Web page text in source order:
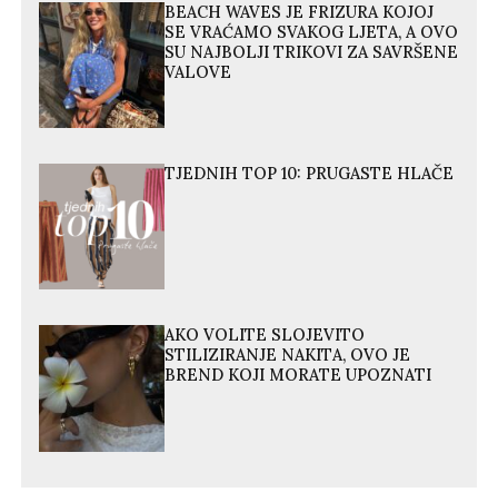
BEACH WAVES JE FRIZURA KOJOJ
SE VRAĆAMO SVAKOG LJETA, A OVO
SU NAJBOLJI TRIKOVI ZA SAVRŠENE
VALOVE
TJEDNIH TOP 10: PRUGASTE HLAČE
AKO VOLITE SLOJEVITO
STILIZIRANJE NAKITA, OVO JE
BREND KOJI MORATE UPOZNATI